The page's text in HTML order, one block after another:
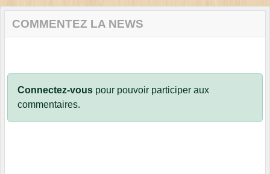
COMMENTEZ LA NEWS
Connectez-vous pour pouvoir participer aux
commentaires.